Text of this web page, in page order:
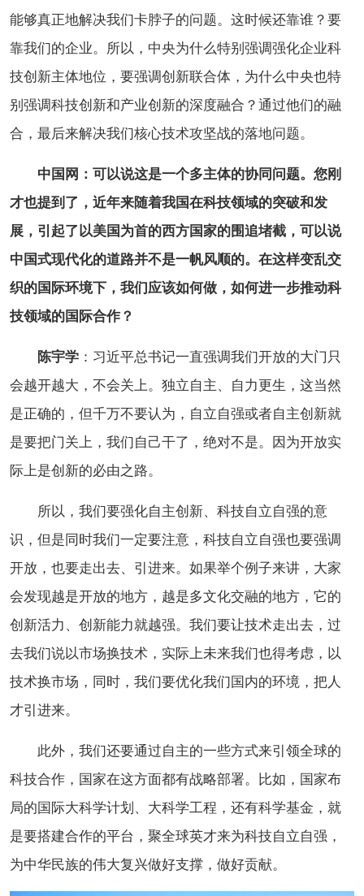
能够真正地解决我们卡脖子的问题。这时候还靠谁？要
靠我们的企业。所以，中央为什么特别强调强化企业科
技创新主体地位，要强调创新联合体，为什么中央也特
别强调科技创新和产业创新的深度融合？通过他们的融
合，最后来解决我们核心技术攻坚战的落地问题。
中国网：可以说这是一个多主体的协同问题。您刚
才也提到了，近年来随着我国在科技领域的突破和发
展，引起了以美国为首的西方国家的围追堵截，可以说
中国式现代化的道路并不是一帆风顺的。在这样变乱交
织的国际环境下，我们应该如何做，如何进一步推动科
技领域的国际合作？
陈宇学 ：习近平总书记一直强调我们开放的大门只
会越开越大，不会关上。独立自主、自力更生，这当然
是正确的，但千万不要认为，自立自强或者自主创新就
是要把门关上，我们自己干了，绝对不是。因为开放实
际上是创新的必由之路。
所以，我们要强化自主创新、科技自立自强的意
识，但是同时我们一定要注意，科技自立自强也要强调
开放，也要走出去、引进来。如果举个例子来讲，大家
会发现越是开放的地方，越是多文化交融的地方，它的
创新活力、创新能力就越强。我们要让技术走出去，过
去我们说以市场换技术，实际上未来我们也得考虑，以
技术换市场，同时，我们要优化我们国内的环境，把人
才引进来。
此外，我们还要通过自主的一些方式来引领全球的
科技合作，国家在这方面都有战略部署。比如，国家布
局的国际大科学计划、大科学工程，还有科学基金，就
是要搭建合作的平台，聚全球英才来为科技自立自强，
为中华民族的伟大复兴做好支撑，做好贡献。